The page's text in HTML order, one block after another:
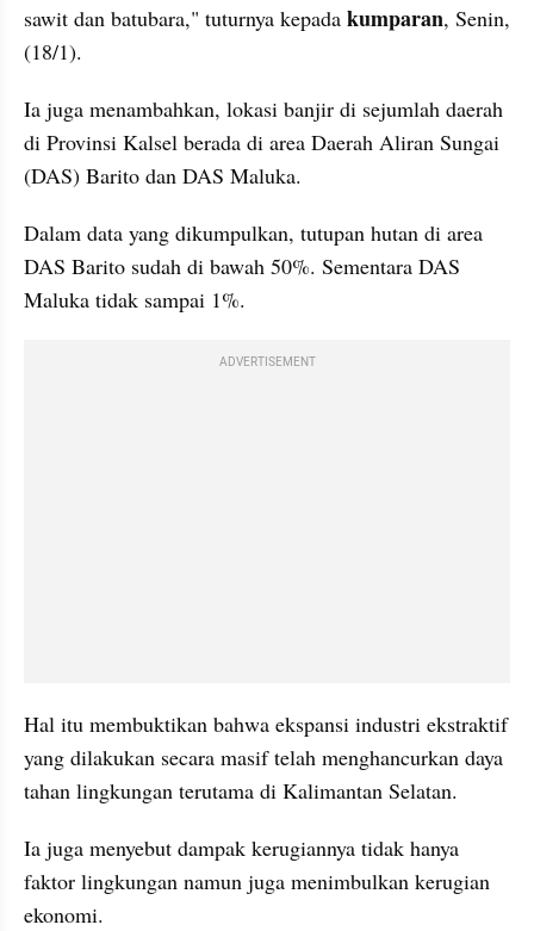
sawit dan batubara," tuturnya kepada kumparan, Senin,
(18/1).
Ia juga menambahkan, lokasi banjir di sejumlah daerah
di Provinsi Kalsel berada di area Daerah Aliran Sungai
(DAS) Barito dan DAS Maluka.
Dalam data yang dikumpulkan, tutupan hutan di area
Maluka tidak sampai 1%.
ADVERTISEMENT
Hal itu membuktikan bahwa ekspansi industri ekstraktif
yang dilakukan secara masif telah menghancurkan daya
tahan lingkungan terutama di Kalimantan Selatan.
Ia juga menyebut dampak kerugiannya tidak hanya
faktor lingkungan namun juga menimbulkan kerugian
ekonomi.